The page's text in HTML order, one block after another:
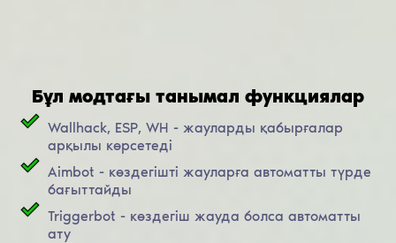
Бұл модтағы танымал функциялар
Wallhack, ESP, WH - жауларды қабырғалар
арқылы көрсетеді
Aimbot - көздегішті жауларға автоматты түрде
бағыттайды
Triggerbot - көздегіш жауда болса автоматты
ату